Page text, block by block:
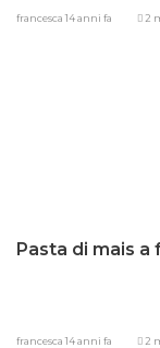
francesca14 anni fa 2
Pasta di mais
francesca14 anni fa 2